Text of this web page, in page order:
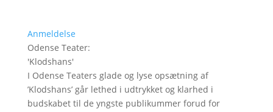
Anmeldelse
Odense Teater:
'Klodshans'
I Odense Teaters glade og lyse opsætning af
’Klodshans’ går lethed i udtrykket og klarhed i
budskabet til de yngste publikummer forud for